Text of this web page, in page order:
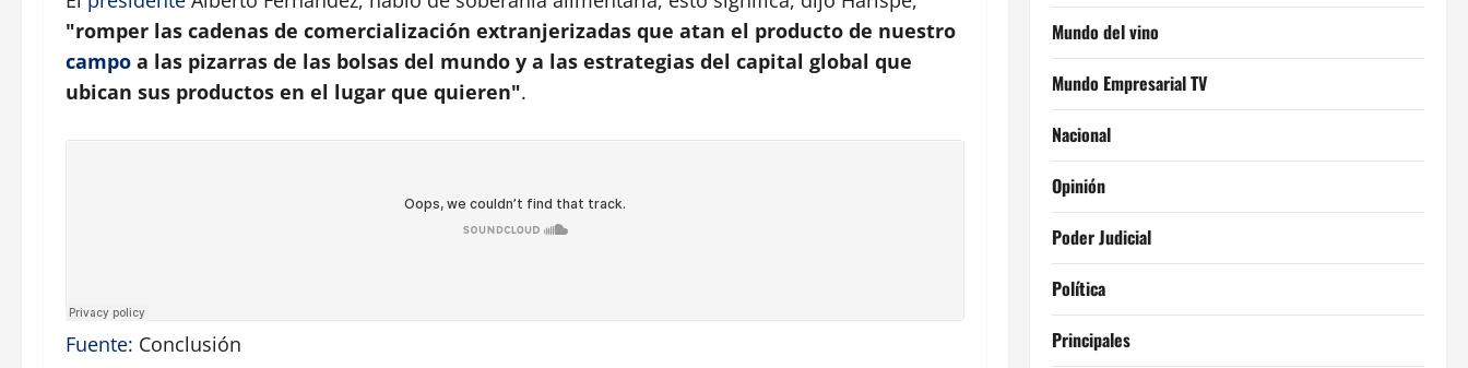
"romper las cadenas de comercialización extranjerizadas que atan el producto de nuestro
campo a las pizarras de las bolsas del mundo y a las estrategias del capital global que
ubican sus productos en el lugar que quieren".
Fuente: Conclusión
Mundo del vino
Mundo Empresarial TV
Nacional
Opinión
Poder Judicial
Política
Principales